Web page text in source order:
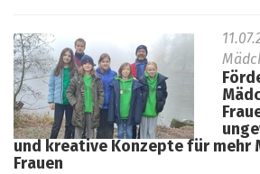
und kreative Konzepte für mehr
Frauen